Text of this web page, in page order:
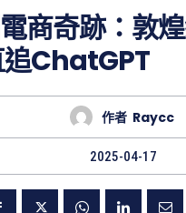
商奇跡：敦
追ChatGPT
作者 Raycc
2025-04-17